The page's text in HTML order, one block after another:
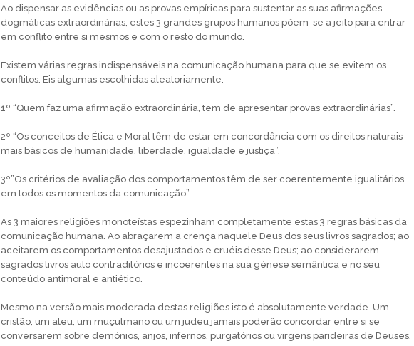
Ao dispensar as evidências ou as provas empíricas para sustentar as suas afirmações
dogmáticas extraordinárias, estes 3 grandes grupos humanos põem-se a jeito para entrar
em conflito entre si mesmos e com o resto do mundo.
Existem várias regras indispensáveis na comunicação humana para que se evitem os
conflitos. Eis algumas escolhidas aleatoriamente:
1º “Quem faz uma afirmação extraordinária, tem de apresentar provas extraordinárias”.
2º “Os conceitos de Ética e Moral têm de estar em concordância com os direitos naturais
mais básicos de humanidade, liberdade, igualdade e justiça”.
3º”Os critérios de avaliação dos comportamentos têm de ser coerentemente igualitários
em todos os momentos da comunicação”.
As 3 maiores religiões monoteístas espezinham completamente estas 3 regras básicas da
comunicação humana. Ao abraçarem a crença naquele Deus dos seus livros sagrados; ao
aceitarem os comportamentos desajustados e cruéis desse Deus; ao considerarem
sagrados livros auto contraditórios e incoerentes na sua génese semântica e no seu
conteúdo antimoral e antiético.
Mesmo na versão mais moderada destas religiões isto é absolutamente verdade. Um
cristão, um ateu, um muçulmano ou um judeu jamais poderão concordar entre si se
conversarem sobre demónios, anjos, infernos, purgatórios ou virgens parideiras de Deuses.